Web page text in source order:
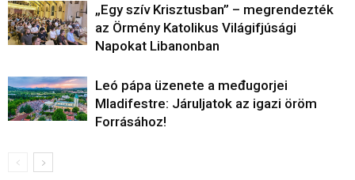
„Egy szív Krisztusban” – megrendezték
az Örmény Katolikus Világifjúsági
Napokat Libanonban
Leó pápa üzenete a međugorjei
Mladifestre: Járuljatok az igazi öröm
Forrásához!